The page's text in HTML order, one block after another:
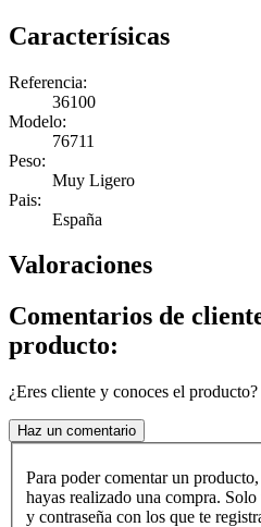
Caracterísicas
Referencia:
36100
Modelo:
76711
Peso:
Muy Ligero
Pais:
España
Valoraciones
Comentarios de
producto:
¿Eres cliente y conoces el
Haz un comentario
Para poder comentar un
hayas realizado una compra.
y contraseña con los que te